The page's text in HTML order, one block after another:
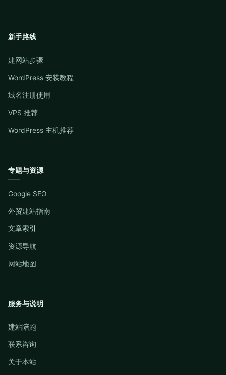
新手路线
建网站步骤
WordPress 安装教程
域名注册使用
VPS 推荐
WordPress 主机推荐
专题与资源
Google SEO
外贸建站指南
文章索引
资源导航
网站地图
服务与说明
建站陪跑
联系咨询
关于本站